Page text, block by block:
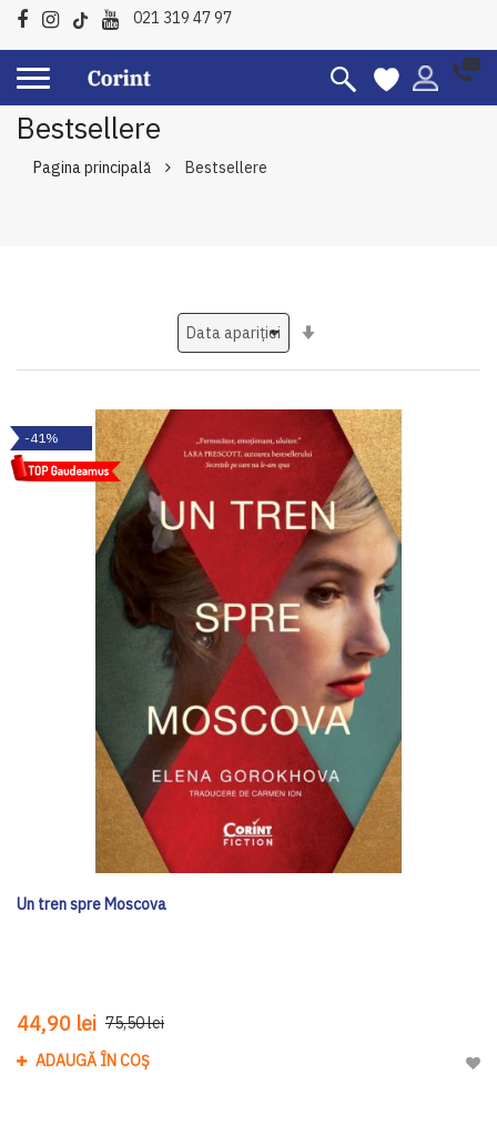
021 319 47 97
Bestsellere
Pagina principală Bestsellere
-41%
Un tren spre Moscova
44,90 lei 75,50 lei
ADAUGĂ ÎN COȘ